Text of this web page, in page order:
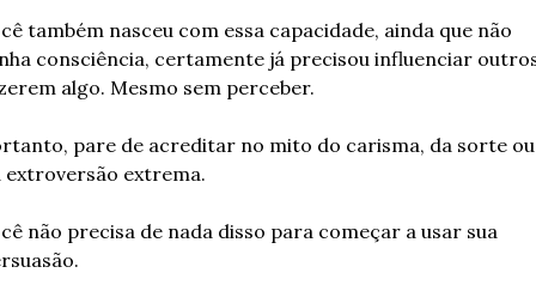
também nasceu com essa capacidade, ainda que não
consciência, certamente já precisou influenciar
algo. Mesmo sem perceber.
pare de acreditar no mito do carisma, da sorte ou
extroversão extrema.
não precisa de nada disso para começar a usar sua